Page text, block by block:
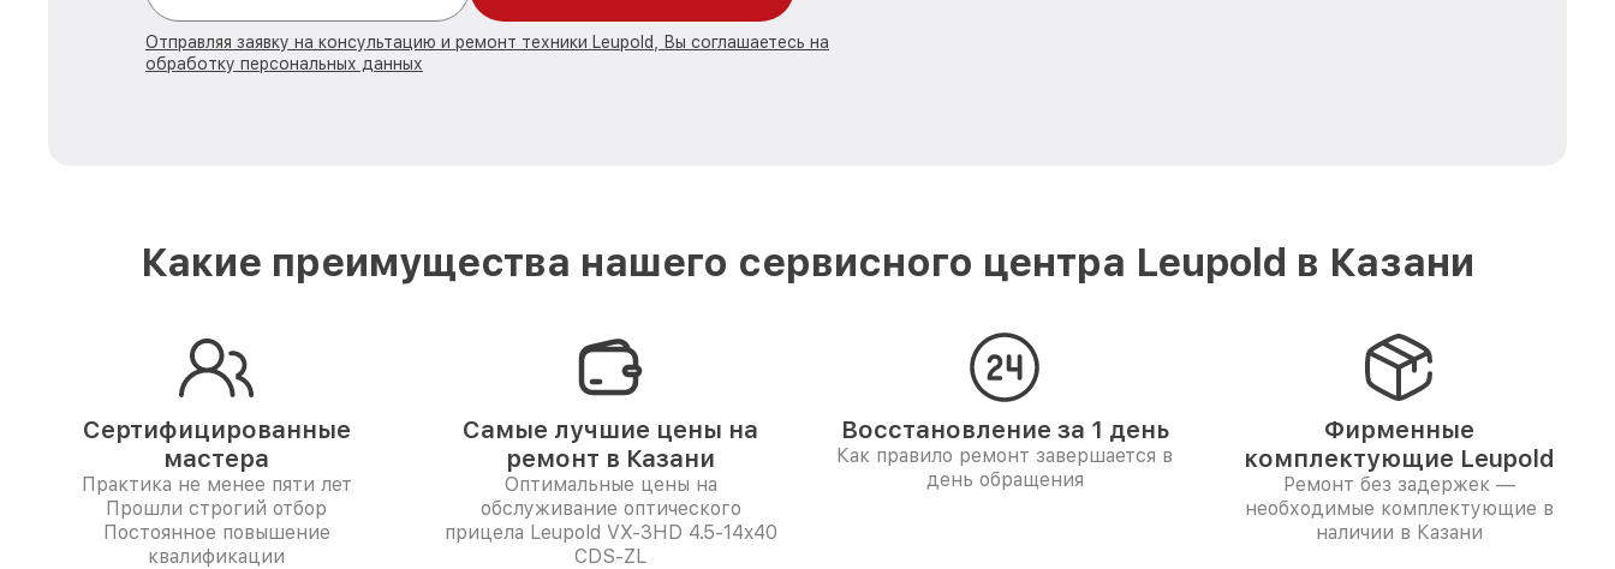
Отправляя заявку на консультацию и ремонт техники Leupold, Вы соглашаетесь на
обработку персональных данных
Какие преимущества нашего сервисного центра Leupold в Казани
Сертифицированные
мастера
Практика не менее пяти лет
Прошли строгий отбор
Постоянное повышение
квалификации
Самые лучшие цены на
ремонт в Казани
Оптимальные цены на
обслуживание оптического
прицела Leupold VX-3HD 4.5-14x40
CDS-ZL
Восстановление за 1 день
Как правило ремонт завершается в
день обращения
Фирменные
комплектующие Leupold
Ремонт без задержек —
необходимые комплектующие в
наличии в Казани